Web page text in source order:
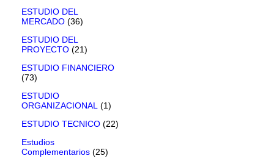
ESTUDIO DEL
MERCADO (36)
ESTUDIO DEL
PROYECTO (21)
ESTUDIO FINANCIERO
(73)
ESTUDIO
ORGANIZACIONAL (1)
ESTUDIO TECNICO (22)
Estudios
Complementarios (25)